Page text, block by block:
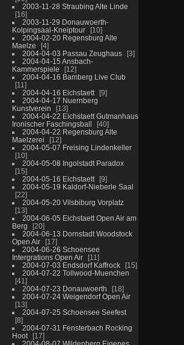
2003-11-28 Straubing Alte Linde
16
2003-11-29 Donauwoerth-
Kolpingsaal-Kneiptour
10
2004-02-20 Regensburg Alte
Maelze
4
2004-04-03 Passau Zeughaus
3
2004-04-15 Ansbach-
Kammerspiele
12
2004-04-16 Bamberg Live Club
11
2004-04-16 Eichstaett
9
2004-04-17 Nuernberg
Kunstverein
13
2004-04-22 Eichstaett Gutmanhaus
Ironischer Faschingsball
40
2004-04-22 Regensburg Alte
Maelzerei
12
2004-05-07 Freising Lindenkeller
10
2004-05-08 Ingolstadt Paradox
15
2004-05-16 Eichstaett
9
2004-05-19 Kaldorf-Nieberle Saal
22
2004-05-20 Vilsbiburg Vorplatz
13
2004-06-05 Eichstaett Open Air am
Berg
20
2004-06-13 Dornstadt Woodstock
Open Air
17
2004-06-26 Schoensee
Intergrations Open Air
11
2004-07-03 Endsdorf Kaffrock
15
2004-07-22 Tollwood-Muenchen
41
2004-07-23 Donauwoerth
18
2004-07-24 Weigendorf Open Air
13
2004-07-25 Schoensee Seefest
8
2004-07-31 Fensterbach Rocking
Hoot
17
2004-08-07 Wildenberg Eigenes